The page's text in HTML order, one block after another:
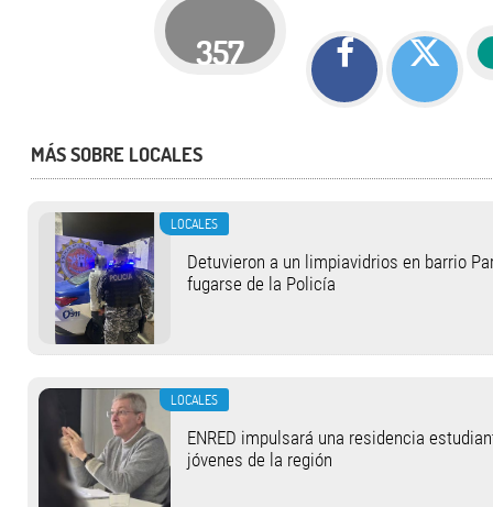
357
MÁS SOBRE LOCALES
LOCALES
Detuvieron a un limpiavidrios en barrio
fugarse de la Policía
LOCALES
ENRED impulsará una residencia
jóvenes de la región